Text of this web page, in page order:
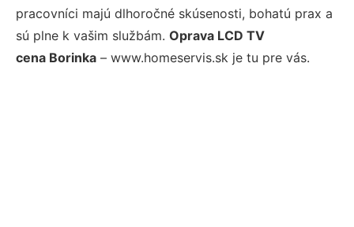
pracovníci majú dlhoročné skúsenosti, bohatú prax a
sú plne k vašim službám. Oprava LCD TV
cena Borinka – www.homeservis.sk je tu pre vás.